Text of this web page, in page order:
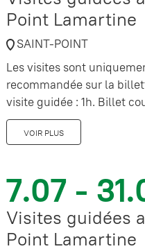
Point Lamartine
SAINT-POINT
Les visites sont
recommandée sur la
visite guidée : 1h. Billet
VOIR PLUS
7.07 -
Visites guidées
Point Lamartine